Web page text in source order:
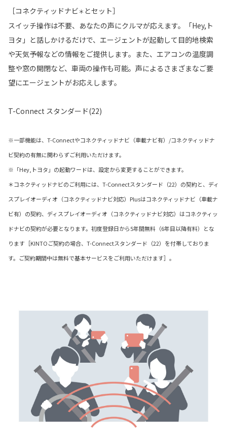
［コネクティッドナビ＊ とセット］
スイッチ操作は不要、あなたの声にクルマが応えます。「Hey,ト
ヨタ」と話しかけるだけで、エージェントが起動して目的地検索
や天気予報などの情報をご提供します。また、エアコンの温度調
整や窓の開閉など、車両の操作も可能。声によるさまざまなご要
望にエージェントがお応えします。
T-Connect スタンダード(22)
※一部機能は、T-Connectやコネクティッドナビ（車載ナビ有）/コネクティッドナ
ビ契約の有無に関わらずご利用いただけます。
※「Hey,トヨタ」の起動ワードは、設定から変更することができます。
＊コネクティッドナビのご利用には、T-Connectスタンダード（22）の契約と、ディ
スプレイオーディオ（コネクティッドナビ対応）Plusはコネクティッドナビ（車載ナ
ビ有）の契約、ディスプレイオーディオ（コネクティッドナビ対応）はコネクティッ
ドナビの契約が必要となります。初度登録日から5年間無料（6年目以降有料）とな
ります［KINTOご契約の場合、T-Connectスタンダード（22）を付帯しておりま
す。ご契約期間中は無料で基本サービスをご利用いただけます］。